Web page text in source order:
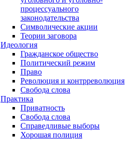
процессуального
законодательства
Символические акции
Теории заговора
Идеология
Гражданское общество
Политический режим
Право
Революция и контрреволюция
Свобода слова
Практика
Приватность
Свобода слова
Справедливые выборы
Хорошая полиция